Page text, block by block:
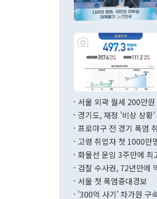
서울 외곽 월세 200만원
경기도, 재정 '비상 상황'
프로야구 전 경기 폭염
고령 취업자 첫 1000만
화물선 운임 3주만에 최
검찰 수사권, 72년만에
서울 첫 폭염중대경보
'300억 사기' 차가원 구